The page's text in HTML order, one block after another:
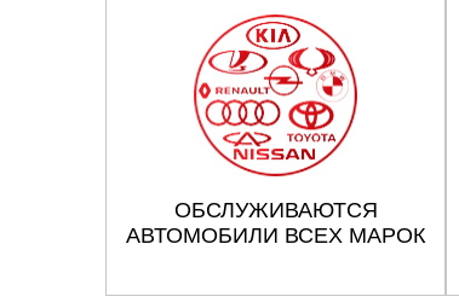
ОБСЛУЖИВАЮТСЯ
АВТОМОБИЛИ ВСЕХ МАРОК